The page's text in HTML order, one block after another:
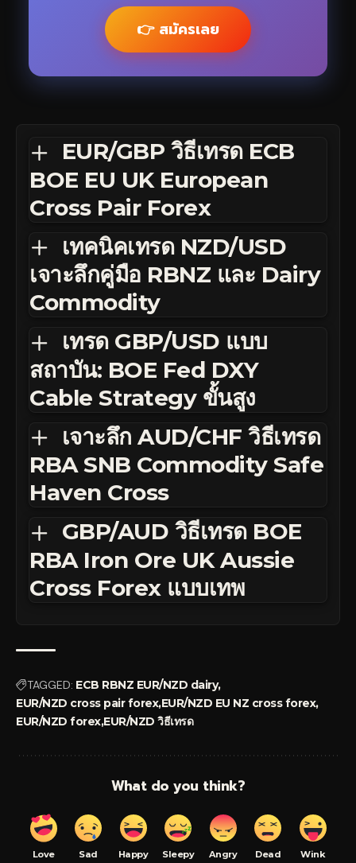
👉 สมัครเลย
EUR/GBP วิธีเทรด ECB
BOE EU UK European
Cross Pair Forex
เทคนิคเทรด NZD/USD
เจาะลึกคู่มือ RBNZ และ Dairy
Commodity
เทรด GBP/USD แบบ
สถาบัน: BOE Fed DXY
Cable Strategy ขั้นสูง
เจาะลึก AUD/CHF วิธีเทรด
RBA SNB Commodity Safe
Haven Cross
GBP/AUD วิธีเทรด BOE
RBA Iron Ore UK Aussie
Cross Forex แบบเทพ
TAGGED: ECB RBNZ EUR/NZD dairy
EUR/NZD cross pair forexEUR/NZD EU NZ cross forex
EUR/NZD forexEUR/NZD วิธีเทรด
What do you think?
Love Sad Happy Sleepy Angry Dead Wink